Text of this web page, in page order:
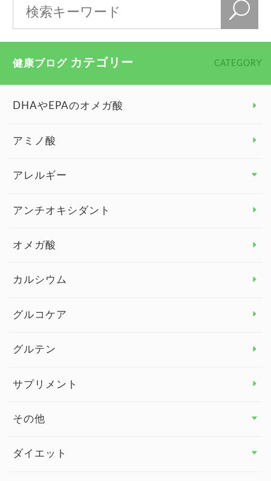
健康ブログ カテゴリー CATEGORY
DHAやEPAのオメガ酸
アミノ酸
アレルギー
アレルギー トップ
アンチオキシダント
オメガ酸
カルシウム
グルコケア
グルテン
サプリメント
その他
その他 トップ
ダイエット